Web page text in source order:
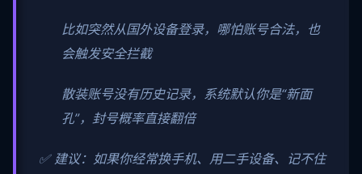
比如突然从国外设备登录，哪怕账号合法，也
会触发安全拦截
散装账号没有历史记录，系统默认你是“新面
孔”，封号概率直接翻倍
✅ 建议：如果你经常换手机、用二手设备、记不住